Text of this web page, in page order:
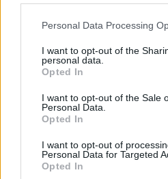
Please note that this website/app
not limited to your visit or usage
grant or deny consent to Google
use your data for below specified
consent section.
Personal Data Processing
I want to opt-out of the
personal data.
Opted In
I want to opt-out of the Sale
Personal Data.
Opted In
I want to opt-out of
Personal Data for Targeted
Opted In
Az Egyesült
Iránt az ENSZ
bizottságából